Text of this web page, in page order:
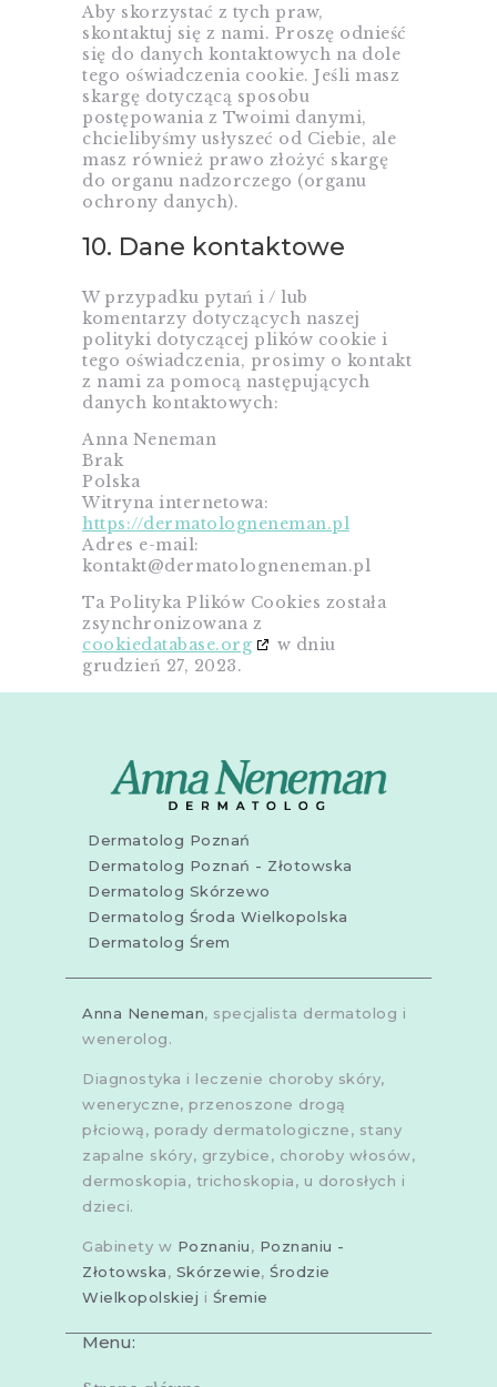
Aby skorzystać z tych praw,
skontaktuj się z nami. Proszę odnieść
się do danych kontaktowych na dole
tego oświadczenia cookie. Jeśli masz
skargę dotyczącą sposobu
postępowania z Twoimi danymi,
chcielibyśmy usłyszeć od Ciebie, ale
masz również prawo złożyć skargę
do organu nadzorczego (organu
ochrony danych).
10. Dane kontaktowe
W przypadku pytań i / lub
komentarzy dotyczących naszej
polityki dotyczącej plików cookie i
tego oświadczenia, prosimy o kontakt
z nami za pomocą następujących
danych kontaktowych:
Anna Neneman
Brak
Polska
Witryna internetowa:
https://dermatologneneman.pl
Adres e-mail:
kontakt@dermatologneneman.pl
Ta Polityka Plików Cookies została
zsynchronizowana z
cookiedatabase.org
w dniu
grudzień 27, 2023.
Dermatolog Poznań
Dermatolog Poznań - Złotowska
Dermatolog Skórzewo
Dermatolog Środa Wielkopolska
Dermatolog Śrem
Anna Neneman, specjalista dermatolog i
wenerolog.
Diagnostyka i leczenie choroby skóry,
weneryczne, przenoszone drogą
płciową, porady dermatologiczne, stany
zapalne skóry, grzybice, choroby włosów,
dermoskopia, trichoskopia, u dorosłych i
dzieci.
Gabinety w Poznaniu, Poznaniu -
Złotowska, Skórzewie, Środzie
Wielkopolskiej i Śremie
Menu: